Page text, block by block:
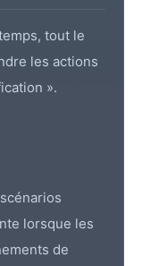
tout le
les actions
».
lorsque les
de